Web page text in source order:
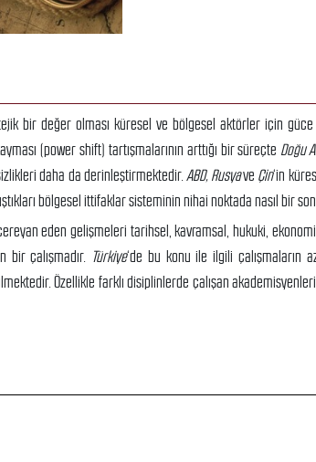
bir değer olması küresel ve bölgesel aktörler için
(power shift) tartışmalarının arttığı bir süreçte Doğu
daha da derinleştirmektedir.ABD, Rusyave Çin‘in
bölgesel ittifaklar sisteminin nihai noktada nasıl bir
eden gelişmeleri tarihsel, kavramsal, hukuki,
çalışmadır. Türkiye‘de bu konu ile ilgili çalışmaların
Özellikle farklı disiplinlerde çalışan